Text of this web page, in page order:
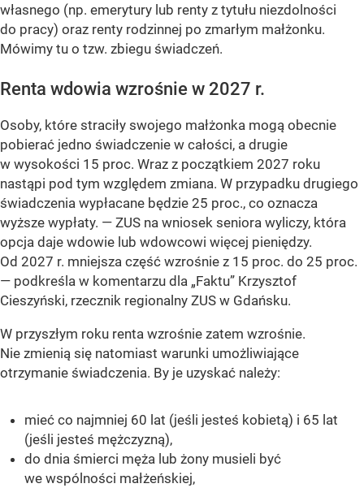
własnego (np. emerytury lub renty z tytułu niezdolności
do pracy) oraz renty rodzinnej po zmarłym małżonku.
Mówimy tu o tzw. zbiegu świadczeń.
Renta wdowia wzrośnie w 2027 r.
Osoby, które straciły swojego małżonka mogą obecnie
pobierać jedno świadczenie w całości, a drugie
w wysokości 15 proc. Wraz z początkiem 2027 roku
nastąpi pod tym względem zmiana. W przypadku drugiego
świadczenia wypłacane będzie 25 proc., co oznacza
wyższe wypłaty. — ZUS na wniosek seniora wyliczy, która
opcja daje wdowie lub wdowcowi więcej pieniędzy.
Od 2027 r. mniejsza część wzrośnie z 15 proc. do 25 proc.
— podkreśla w komentarzu dla „Faktu” Krzysztof
Cieszyński, rzecznik regionalny ZUS w Gdańsku.
W przyszłym roku renta wzrośnie zatem wzrośnie.
Nie zmienią się natomiast warunki umożliwiające
otrzymanie świadczenia. By je uzyskać należy:
mieć co najmniej 60 lat (jeśli jesteś kobietą) i 65 lat
(jeśli jesteś mężczyzną),
do dnia śmierci męża lub żony musieli być
we wspólności małżeńskiej,